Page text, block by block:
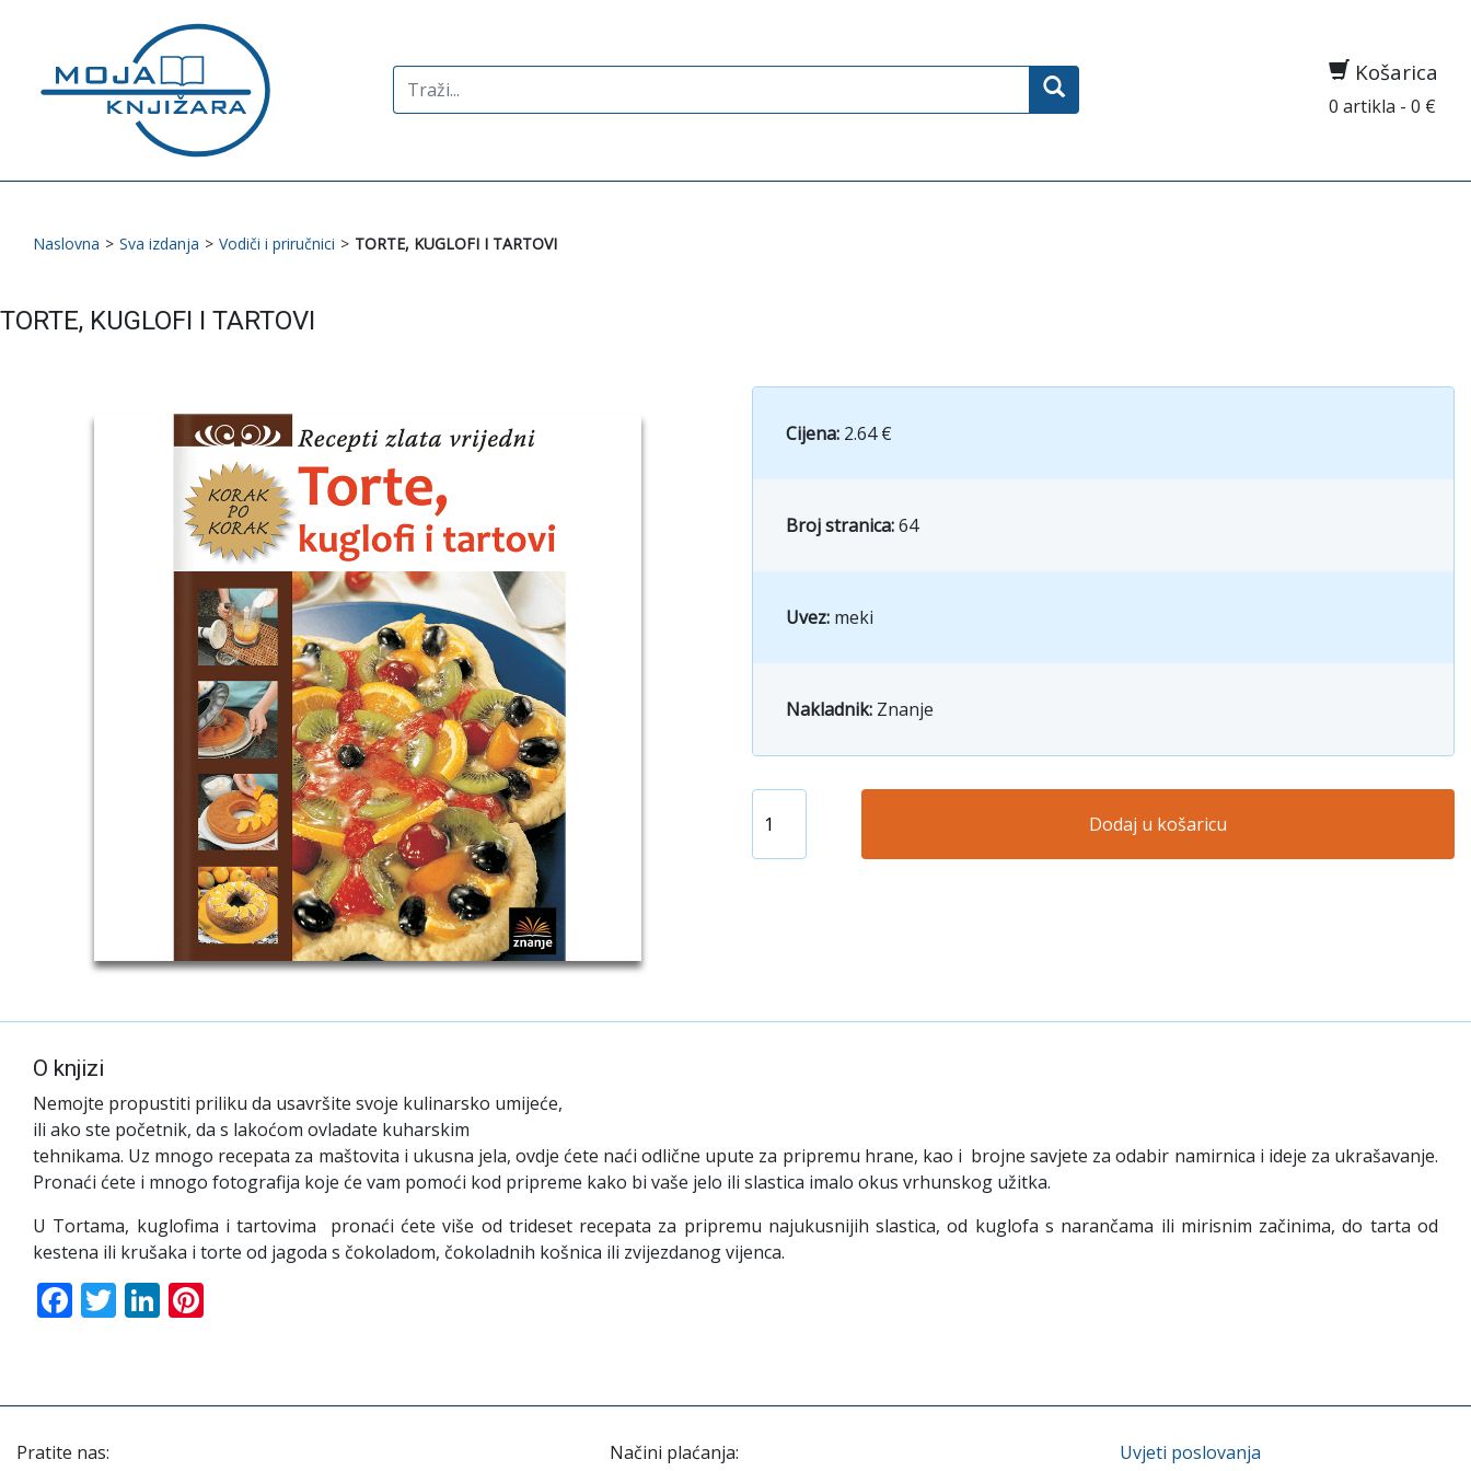
Search
for:
Košarica
0 artikla - 0 €
Naslovna > Sva izdanja > Vodiči i priručnici > TORTE, KUGLOFI I TARTOVI
TORTE, KUGLOFI I TARTOVI
Cijena: 2.64 €
Broj stranica:64
Uvez: meki
Nakladnik: Znanje
Dodaj u košaricu
O knjizi
Nemojte propustiti priliku da usavršite svoje kulinarsko umijeće,
ili ako ste početnik, da s lakoćom ovladate kuharskim
tehnikama. Uz mnogo recepata za maštovita i ukusna jela, ovdje ćete naći odlične upute za pripremu hrane, kao i brojne savjete za odabir namirnica i ideje za ukrašavanje.
Pronaći ćete i mnogo fotografija koje će vam pomoći kod pripreme kako bi vaše jelo ili slastica imalo okus vrhunskog užitka.
U Tortama, kuglofima i tartovima pronaći ćete više od trideset recepata za pripremu najukusnijih slastica, od kuglofa s narančama ili mirisnim začinima, do tarta od
kestena ili krušaka i torte od jagoda s čokoladom, čokoladnih košnica ili zvijezdanog vijenca.
Facebook
TwitterLinkedIn
Pratite nas: Načini plaćanja: Uvjeti poslovanja